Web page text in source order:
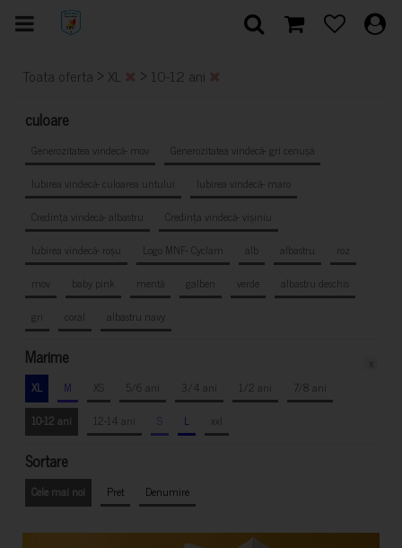
Toata oferta > XL > 10-12 ani
culoare
Generozitatea vindecă- mov
Generozitatea vindecă- gri cenușă
Iubirea vindecă- culoarea untului
Iubirea vindecă- maro
Credința vindecă- albastru
Credința vindecă- vișiniu
Iubirea vindecă- roșu
Logo MNF- Cyclam alb albastru
roz
mov
baby pink mentă galben verde
albastru deschis
gri
coral albastru navy
Marime
XL M XS 5/6 ani 3/4 ani 1/2 ani
7/8 ani
10-12 ani
12-14 ani S L xxl
Sortare
Cele mai noi Pret Denumire